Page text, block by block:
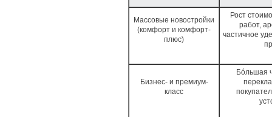
Массовые новостройки
(комфорт и комфорт-
плюс)
Рост
работ,
частичное
Бизнес- и премиум-
класс
Бóльшая